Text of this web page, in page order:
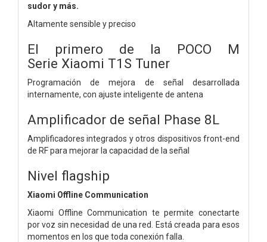
sudor y más.
Altamente sensible y preciso
El primero de la POCO M
Serie Xiaomi T1S Tuner
Programación de mejora de señal desarrollada
internamente, con ajuste inteligente de antena
Amplificador de señal Phase 8L
Amplificadores integrados y otros dispositivos front-end
de RF para mejorar la capacidad de la señal
Nivel flagship
Xiaomi Offline Communication
Xiaomi Offline Communication te permite conectarte
por voz sin necesidad de una red. Está creada para esos
momentos en los que toda conexión falla.